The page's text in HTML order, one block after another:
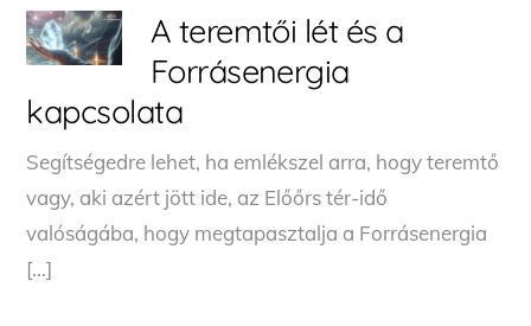
A teremtői lét és a
Forrásenergia
kapcsolata
Segítségedre lehet, ha emlékszel arra, hogy teremtő
vagy, aki azért jött ide, az Előőrs tér-idő
valóságába, hogy megtapasztalja a Forrásenergia
[…]